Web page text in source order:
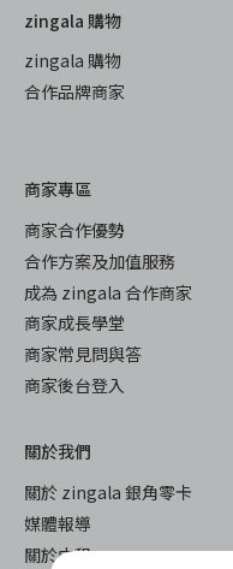
zingala 購物
zingala 購物
合作品牌商家
商家專區
商家合作優勢
合作方案及加值服務
成為 zingala 合作商家
商家成長學堂
商家常見問與答
商家後台登入
關於我們
關於 zingala 銀角零卡
媒體報導
關於中租